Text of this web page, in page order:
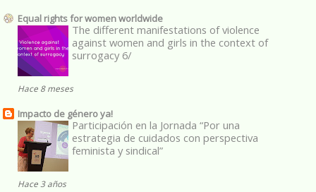
Equal rights for women worldwide
The different manifestations of violence
against women and girls in the context of
surrogacy 6/
Hace 8 meses
Impacto de género ya!
Participación en la Jornada “Por una
estrategia de cuidados con perspectiva
feminista y sindical”
Hace 3 años